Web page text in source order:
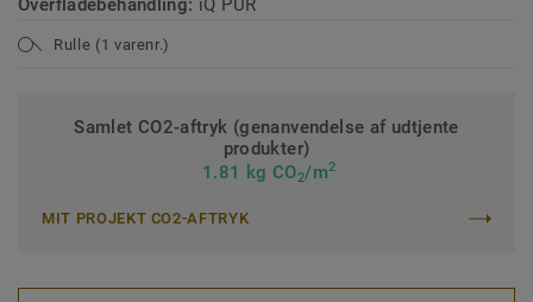
Overfladebehandling: iQ PUR
Rulle (1 varenr.)
Samlet CO2-aftryk (genanvendelse af udtjente
produkter)
1.81 kg CO2/m2
MIT PROJEKT CO2-AFTRYK